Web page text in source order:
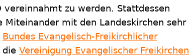
vereinnahmt zu werden. Stattdessen
Miteinander mit den Landeskirchen sehr
Bundes Evangelisch-Freikirchlicher
die Vereinigung Evangelischer Freikirchen